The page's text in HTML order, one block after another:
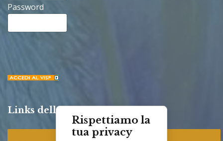
Rispettiamo la
tua privacy
Password
Links della Congregazione
Provincia "St. Francis"